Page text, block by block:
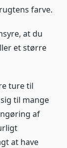
farve.
at du
et større
ture til
til mange
af
at have